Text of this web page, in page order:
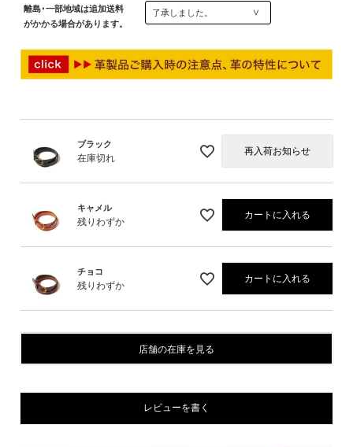
離島･一部地域は追加送料
がかかる場合があります。
ブラック
在庫切れ
再入荷お知らせ
キャメル
残りわずか
カートに入れる
チョコ
残りわずか
カートに入れる
店舗の在庫を見る
レビューを書く